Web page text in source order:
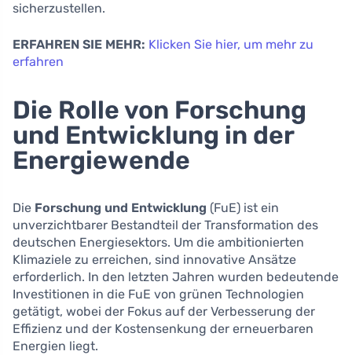
sicherzustellen.
ERFAHREN SIE MEHR: Klicken Sie hier, um mehr zu
erfahren
Die Rolle von Forschung
und Entwicklung in der
Energiewende
Die Forschung und Entwicklung (FuE) ist ein
unverzichtbarer Bestandteil der Transformation des
deutschen Energiesektors. Um die ambitionierten
Klimaziele zu erreichen, sind innovative Ansätze
erforderlich. In den letzten Jahren wurden bedeutende
Investitionen in die FuE von grünen Technologien
getätigt, wobei der Fokus auf der Verbesserung der
Effizienz und der Kostensenkung der erneuerbaren
Energien liegt.